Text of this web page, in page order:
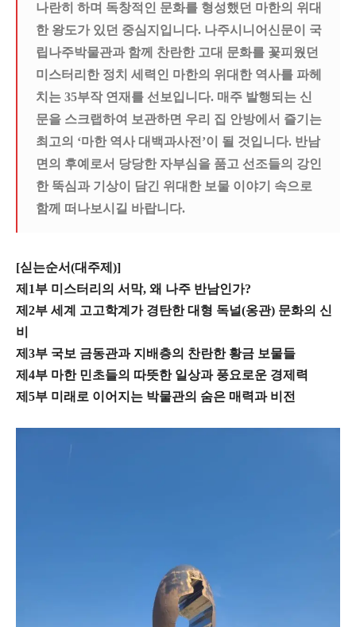
나란히 하며 독창적인 문화를 형성했던 마한의 위대
한 왕도가 있던 중심지입니다. 나주시니어신문이 국
립나주박물관과 함께 찬란한 고대 문화를 꽃피웠던
미스터리한 정치 세력인 마한의 위대한 역사를 파헤
치는 35부작 연재를 선보입니다. 매주 발행되는 신
문을 스크랩하여 보관하면 우리 집 안방에서 즐기는
최고의 ‘마한 역사 대백과사전’이 될 것입니다. 반남
면의 후예로서 당당한 자부심을 품고 선조들의 강인
한 뚝심과 기상이 담긴 위대한 보물 이야기 속으로
함께 떠나보시길 바랍니다.
[싣는순서(대주제)]
제1부 미스터리의 서막, 왜 나주 반남인가?
제2부 세계 고고학계가 경탄한 대형 독널(옹관) 문화의 신
비
제3부 국보 금동관과 지배층의 찬란한 황금 보물들
제4부 마한 민초들의 따뜻한 일상과 풍요로운 경제력
제5부 미래로 이어지는 박물관의 숨은 매력과 비전